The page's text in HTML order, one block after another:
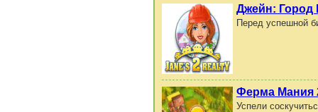
Джейн: Город
Перед успешной
Ферма Мания
Успели